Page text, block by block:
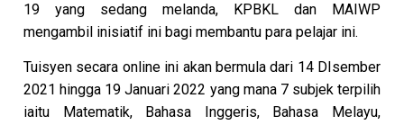
19 yang sedang melanda, KPBKL dan MAIWP
mengambil inisiatif ini bagi membantu para pelajar ini.
Tuisyen secara online ini akan bermula dari 14 DIsember
2021 hingga 19 Januari 2022 yang mana 7 subjek terpilih
iaitu Matematik, Bahasa Inggeris, Bahasa Melayu,